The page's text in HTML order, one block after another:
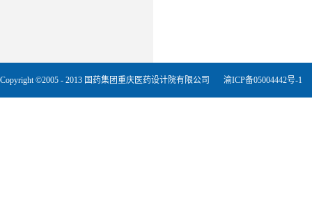
Copyright ©2005 - 2013 国药集团重庆医药设计院有限公司 渝ICP备05004442号-1